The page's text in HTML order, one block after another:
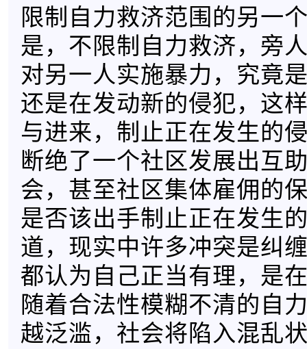
限制自力救济范围的另一
是，不限制自力救济，旁
对另一人实施暴力，究竟
还是在发动新的侵犯，这
与进来，制止正在发生的
断绝了一个社区发展出互
会，甚至社区集体雇佣的
是否该出手制止正在发生
道，现实中许多冲突是纠
都认为自己正当有理，是
随着合法性模糊不清的自
越泛滥，社会将陷入混乱